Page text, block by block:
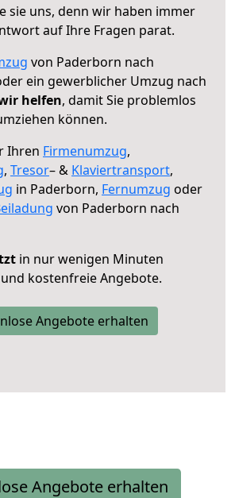
sie uns, denn wir haben immer
auf Ihre Fragen parat.
von Paderborn nach
ein gewerblicher Umzug nach
helfen, damit Sie problemlos
können.
Ihren Firmenumzug,
, Tresor– & Klaviertransport,
in Paderborn, Fernumzug oder
von Paderborn nach
in nur wenigen Minuten
kostenfreie Angebote.
Angebote erhalten
Angebote erhalten